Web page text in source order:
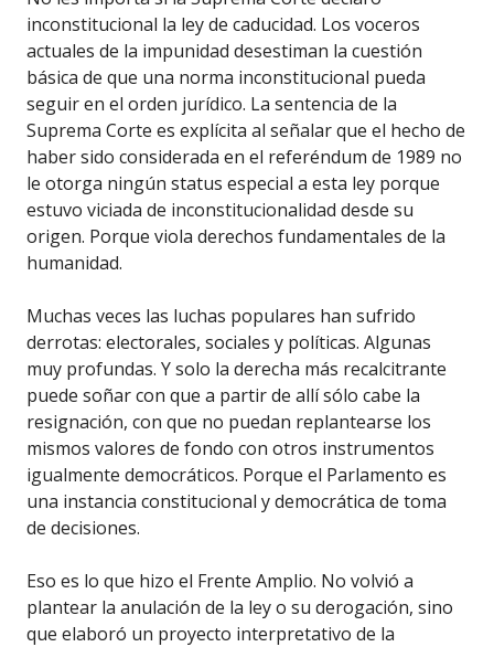
inconstitucional la ley de caducidad. Los voceros
actuales de la impunidad desestiman la cuestión
básica de que una norma inconstitucional pueda
seguir en el orden jurídico. La sentencia de la
Suprema Corte es explícita al señalar que el hecho de
haber sido considerada en el referéndum de 1989 no
le otorga ningún status especial a esta ley porque
estuvo viciada de inconstitucionalidad desde su
origen. Porque viola derechos fundamentales de la
humanidad.
Muchas veces las luchas populares han sufrido
derrotas: electorales, sociales y políticas. Algunas
muy profundas. Y solo la derecha más recalcitrante
puede soñar con que a partir de allí sólo cabe la
resignación, con que no puedan replantearse los
mismos valores de fondo con otros instrumentos
igualmente democráticos. Porque el Parlamento es
una instancia constitucional y democrática de toma
de decisiones.
Eso es lo que hizo el Frente Amplio. No volvió a
plantear la anulación de la ley o su derogación, sino
que elaboró un proyecto interpretativo de la